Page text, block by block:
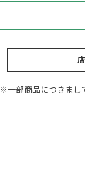
※一部商品につきまし